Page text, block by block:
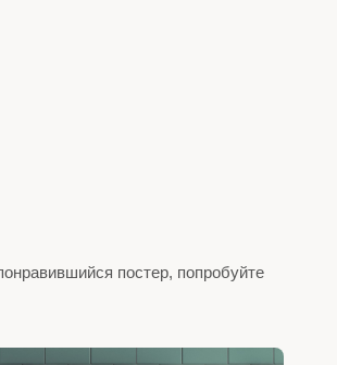
постер, попробуйте